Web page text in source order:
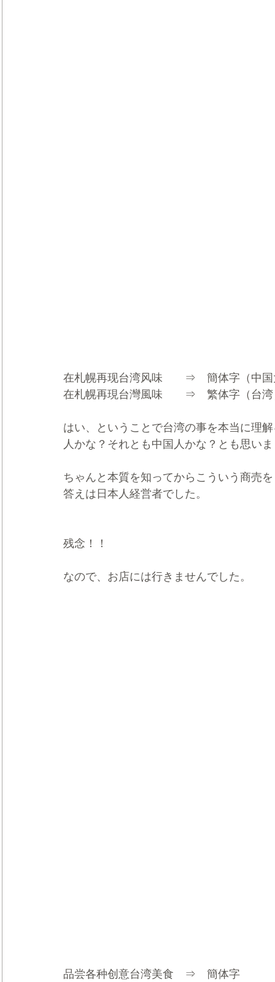
在札幌再现台湾风味　　⇒　簡体字（中
在札幌再現台灣風味　　⇒　繁体字（台
はい、ということで台湾の事を本当に理
人かな？それとも中国人かな？とも思い
ちゃんと本質を知ってからこういう商売
答えは日本人経営者でした。
残念！！
なので、お店には行きませんでした。
品尝各种创意台湾美食　⇒　簡体字